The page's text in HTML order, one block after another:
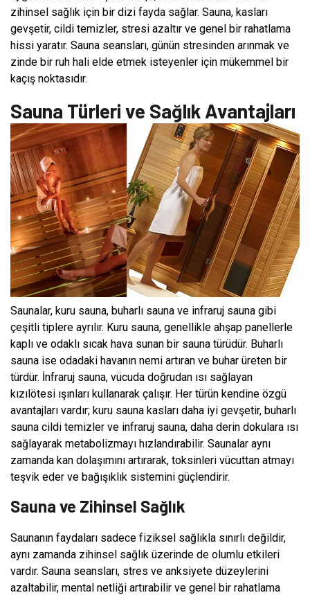
zihinsel sağlık için bir dizi fayda sağlar. Sauna, kasları
gevşetir, cildi temizler, stresi azaltır ve genel bir rahatlama
hissi yaratır. Sauna seansları, günün stresinden arınmak ve
zinde bir ruh hali elde etmek isteyenler için mükemmel bir
kaçış noktasıdır.
Sauna Türleri ve Sağlık Avantajları
Saunalar, kuru sauna, buharlı sauna ve infraruj sauna gibi
çeşitli tiplere ayrılır. Kuru sauna, genellikle ahşap panellerle
kaplı ve odaklı sıcak hava sunan bir sauna türüdür. Buharlı
sauna ise odadaki havanın nemi artıran ve buhar üreten bir
türdür. İnfraruj sauna, vücuda doğrudan ısı sağlayan
kızılötesi ışınları kullanarak çalışır. Her türün kendine özgü
avantajları vardır; kuru sauna kasları daha iyi gevşetir, buharlı
sauna cildi temizler ve infraruj sauna, daha derin dokulara ısı
sağlayarak metabolizmayı hızlandırabilir. Saunalar aynı
zamanda kan dolaşımını artırarak, toksinleri vücuttan atmayı
teşvik eder ve bağışıklık sistemini güçlendirir.
Sauna ve Zihinsel Sağlık
Saunanın faydaları sadece fiziksel sağlıkla sınırlı değildir,
aynı zamanda zihinsel sağlık üzerinde de olumlu etkileri
vardır. Sauna seansları, stres ve anksiyete düzeylerini
azaltabilir, mental netliği artırabilir ve genel bir rahatlama